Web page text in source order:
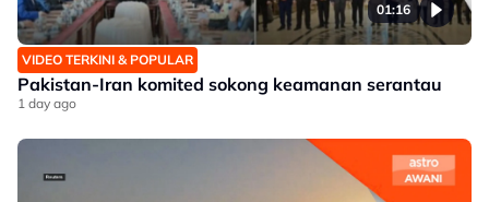
01:16
VIDEO TERKINI & POPULAR
Pakistan-Iran komited sokong keamanan serantau
1 day ago